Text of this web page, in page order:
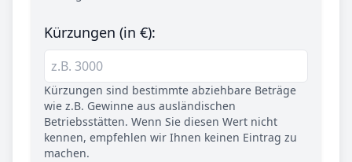
Kürzungen (in €):
Kürzungen sind bestimmte abziehbare Beträge
wie z.B. Gewinne aus ausländischen
Betriebsstätten. Wenn Sie diesen Wert nicht
kennen, empfehlen wir Ihnen keinen Eintrag zu
machen.